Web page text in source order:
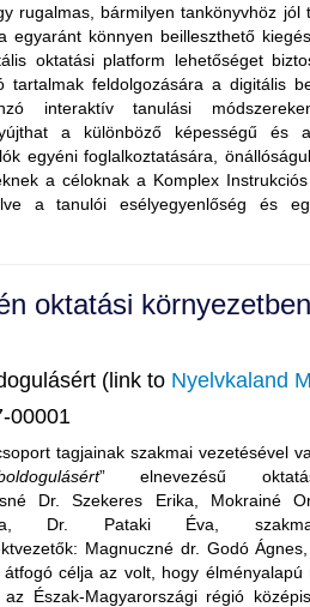
rugalmas, bármilyen tankönyvhöz jól
egyaránt könnyen beilleszthető
oktatási platform lehetőséget
tartalmak feldolgozására a digitális
interaktív tanulási
a különböző képességű és
egyéni foglalkoztatására,
a céloknak a Komplex
a tanulói esélyegyenlőség és
oktatási környezetben
(link to Nyelvkaland
00001
tagjainak szakmai vezetésével
” elnevezésű
Dr. Szekeres Erika, Mokrainé
Dr. Pataki Éva,
: Magnuczné dr. Godó
célja az volt, hogy élményalapú
Észak-Magyarországi régió